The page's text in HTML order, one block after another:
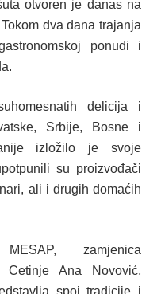
otvoren je danas na
Tokom dva dana trajanja
ponudi i
delicija i
Srbije, Bosne i
izložilo je svoje
su proizvođači
ali i drugih domaćih
zamjenica
Cetinje Ana Novović,
spoj tradicije i